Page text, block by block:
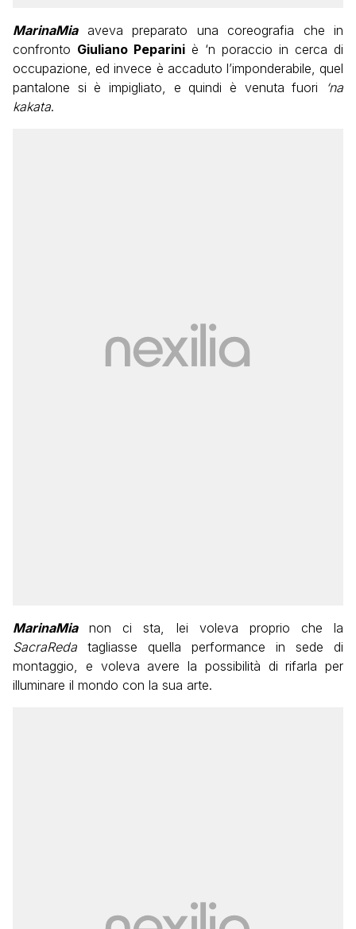
MarinaMia
aveva preparato una coreografia che in
confronto Giuliano Peparini è ‘n poraccio in cerca di
occupazione, ed invece è accaduto l’imponderabile, quel
pantalone si è impigliato, e quindi è venuta fuori
‘na
kakata.
MarinaMianon ci sta, lei voleva proprio che la
SacraReda tagliasse quella performance in sede di
montaggio, e voleva avere la possibilità di rifarla per
illuminare il mondo con la sua arte.